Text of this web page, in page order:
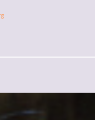
punk#kino